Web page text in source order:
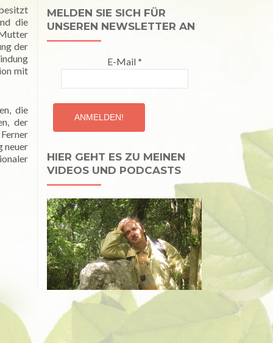
die
der
mit
die
der
neuer
MELDEN SIE SICH FÜR
UNSEREN NEWSLETTER AN
E-Mail *
HIER GEHT ES ZU MEINEN
VIDEOS UND PODCASTS